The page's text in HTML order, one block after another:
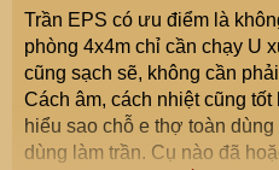
Trần EPS có ưu điểm là
phòng 4x4m chỉ cần chạy U
cũng sạch sẽ, không cần
Cách âm, cách nhiệt cũng
hiểu sao chỗ e thợ toàn
dùng làm trần. Cụ nào đã